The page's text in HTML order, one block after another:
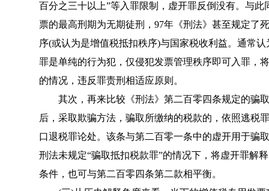
百分之三十以上”等入罪限制，虚开罪反倒没有。与
票的最高刑期为无期徒刑， 97年《刑法》 甚至规定了
序(或认为是增值税抵扣秩序)与国家税收利益。通常
罪是单纯的行为犯，仅侵犯发票管理秩序即可入罪，
的情况，违反罪责刑相适应原则。
其次，再来比较《刑法》第二百零四条规定的骗
后，采取欺骗方法，骗取所缴纳的税款的，依照逃税
口退税罪论处。该条与第二百零一条中的虚开用于骗
刑法未规定“骗取抵扣税款罪”的情况下，将虚开罪解
条件，也可与第二百零四条第二款相平衡。